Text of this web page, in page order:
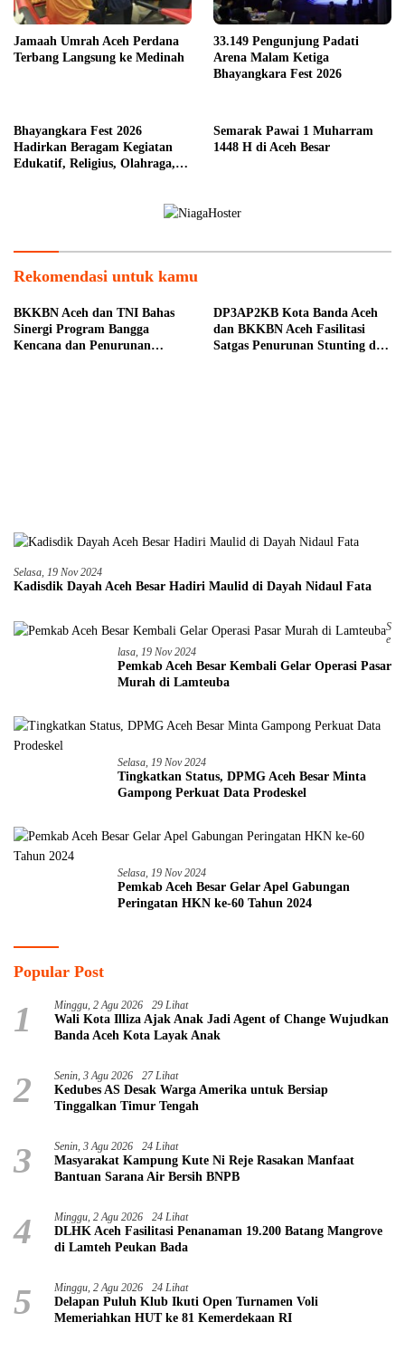
Jamaah Umrah Aceh Perdana
Terbang Langsung ke Medinah
33.149 Pengunjung Padati
Arena Malam Ketiga
Bhayangkara Fest 2026
Bhayangkara Fest 2026
Hadirkan Beragam Kegiatan
Edukatif, Religius, Olahraga,
Semarak Pawai 1 Muharram
1448 H di Aceh Besar
Rekomendasi untuk kamu
BKKBN Aceh dan TNI Bahas
Sinergi Program Bangga
Kencana dan Penurunan
DP3AP2KB Kota Banda Aceh
dan BKKBN Aceh Fasilitasi
Satgas Penurunan Stunting di
Selasa, 19 Nov 2024
Kadisdik Dayah Aceh Besar Hadiri Maulid di Dayah Nidaul Fata
S
E
Lasa, 19 Nov 2024
Pemkab Aceh Besar Kembali Gelar Operasi Pasar
Murah di Lamteuba
Selasa, 19 Nov 2024
Tingkatkan Status, DPMG Aceh Besar Minta
Gampong Perkuat Data Prodeskel
Selasa, 19 Nov 2024
Pemkab Aceh Besar Gelar Apel Gabungan
Peringatan HKN ke-60 Tahun 2024
Popular Post
1 Minggu, 2 Agu 2026 29 Lihat
Wali Kota Illiza Ajak Anak Jadi Agent of Change Wujudkan
Banda Aceh Kota Layak Anak
2 Senin, 3 Agu 2026 27 Lihat
Kedubes AS Desak Warga Amerika untuk Bersiap
Tinggalkan Timur Tengah
3 Senin, 3 Agu 2026 24 Lihat
Masyarakat Kampung Kute Ni Reje Rasakan Manfaat
Bantuan Sarana Air Bersih BNPB
4 Minggu, 2 Agu 2026 24 Lihat
DLHK Aceh Fasilitasi Penanaman 19.200 Batang Mangrove
di Lamteh Peukan Bada
5 Minggu, 2 Agu 2026 24 Lihat
Delapan Puluh Klub Ikuti Open Turnamen Voli
Memeriahkan HUT ke 81 Kemerdekaan RI